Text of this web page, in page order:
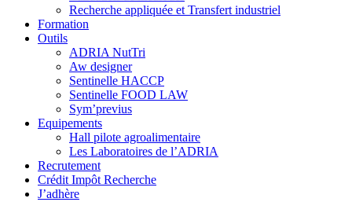
Recherche appliquée et Transfert industriel
Formation
Outils
ADRIA NutTri
Aw designer
Sentinelle HACCP
Sentinelle FOOD LAW
Sym’previus
Equipements
Hall pilote agroalimentaire
Les Laboratoires de l’ADRIA
Recrutement
Crédit Impôt Recherche
J’adhère